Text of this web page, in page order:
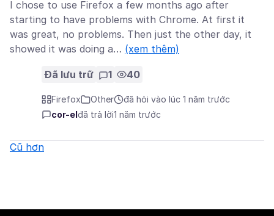
I chose to use Firefox a few months ago after
starting to have problems with Chrome. At first it
was great, no problems. Then just the other day, it
showed it was doing a… (xem thêm)
Đã lưu trữ 1 40
Firefox Other
đã hỏi vào lúc 1 năm trước
cor-el đã trả lời1 năm trước
Cũ hơn